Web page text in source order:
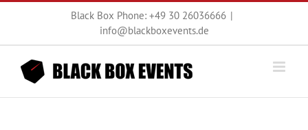
Zum
Black Box Phone: +49 30 26036666 |
info@blackboxevents.de